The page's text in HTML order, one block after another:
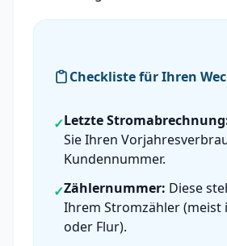
Checkliste für Ihren
✓Letzte
Sie Ihren
Kundennummer.
✓Zählernummer: Diese
Ihrem Stromzähler (meist
oder Flur).